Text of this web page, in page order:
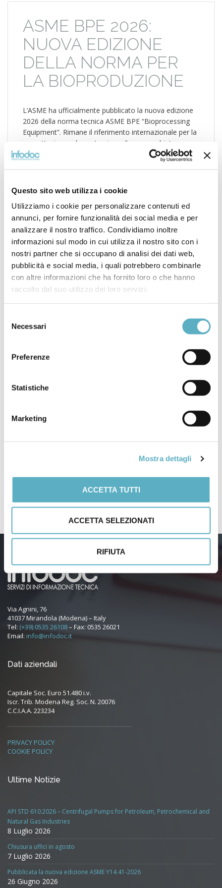
Questo sito web utilizza i cookie
Utilizziamo i cookie per personalizzare contenuti ed
annunci, per fornire funzionalità dei social media e per
analizzare il nostro traffico. Condividiamo inoltre
informazioni sul modo in cui utilizza il nostro sito con i
nostri partner che si occupano di analisi dei dati web,
pubblicità e social media, i quali potrebbero combinarle
con altre informazioni che ha fornito loro o che hanno
raccolto dal suo utilizzo dei loro servizi.
delNecessari
Preferenze
Statistiche
Marketing
Mostra dettagli
ACCETTA TUTTI
ACCETTA SELEZIONATI
RIFIUTA
ASME BPE 2026:
NUOVA EDIZIONE
DELLA NORMA PER
LA BIOPRODUZIONE
L’ASME ha ufficialmente pubblicato la nuova edizione
2026 della norma tecnica ASME BPE “Bioprocessing
Equipment”. Rimane il riferimento internazionale per la
progettazione e la costruzione di apparecchiature
destinate all’industria farmaceutica, biotecnologica e
dei prodotti per la cura personale, la nuova edizione
tecnologie più recenti del settore. Le principali novità
POSTATO INNEWS
ASME BIOPROCESSING EQUIPMENT
BIOTECNOLOGIA BPE FARMACEUTICA
for
Via Agnini, 76
41037 Mirandola (Modena) – Italy
Tel: (+39) 0535 26108– Fax: 0535 26021
Email: info@infodoc.it
Dati aziendali
Capitale Soc. Euro 51.480 i.v.
Iscr. Trib. Modena Reg. Soc. N. 20076
C.C.I.A.A. 223234
PRIVACY POLICY
COOKIE POLICY
Ultime Notizie
API STD 610:2026 – Centrifugal Pumps for Petroleum, Petrochemical and
Natural Gas Industries
8 Luglio 2026
Chiusura uffici in agosto
7 Luglio 2026
Pubblicata la nuova edizione ASME Y14.41-2026
26 Giugno 2026